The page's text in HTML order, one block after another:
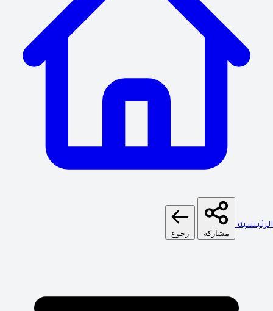
الرئيسية
مشاركة رجوع